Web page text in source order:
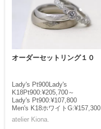
オーダーセットリング１０
Lady's Pt900Lady's
K18Pt900:¥205,700～
Lady's Pt900:¥107,800
Men's K18ホワイトG:¥157,300
atelier Kiona.